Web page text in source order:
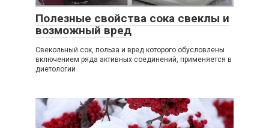
Полезные свойства сока свеклы и
возможный вред
Свекольный сок, польза и вред которого обусловлены
включением ряда активных соединений, применяется в
диетологии